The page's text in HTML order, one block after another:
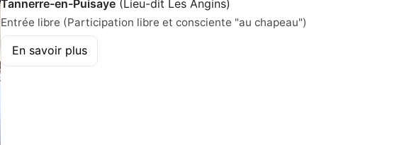
Tannerre-en-Puisaye (Lieu-dit Les Angins)
Entrée libre (Participation libre et consciente "au chapeau")
En savoir plus